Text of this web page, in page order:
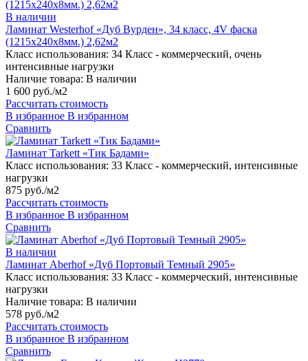
В наличии
Ламинат Westerhof «Дуб Вурден», 34 класс, 4V фаска
(1215х240х8мм.) 2,62м2
Класс использования: 34 Класс - коммерческий, очень
интенсивные нагрузки
Наличие товара: В наличии
1 600 руб./м2
Рассчитать стоимость
В избранное В избранном
Сравнить
Ламинат Tarkett «Тик Бадами»
Класс использования: 33 Класс - коммерческий, интенсивные
нагрузки
875 руб./м2
Рассчитать стоимость
В избранное В избранном
Сравнить
В наличии
Ламинат Aberhof «Дуб Портовый Темный 2905»
Класс использования: 33 Класс - коммерческий, интенсивные
нагрузки
Наличие товара: В наличии
578 руб./м2
Рассчитать стоимость
В избранное В избранном
Сравнить